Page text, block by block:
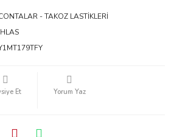
- TAKOZ LASTİKLERİ
Et Yorum Yaz